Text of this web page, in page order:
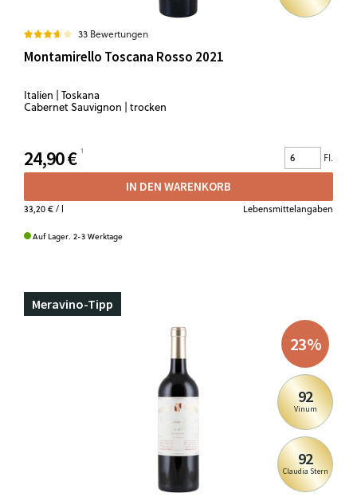
33 Bewertungen
Montamirello Toscana Rosso 2021
Italien | Toskana
Cabernet Sauvignon | trocken
24,90 € Fl.
IN DEN WARENKORB
33,20 €/ l Lebensmittelangaben
Auf Lager. 2-3 Werktage
Meravino-Tipp
23%
92
Vinum
92
Claudia Stern